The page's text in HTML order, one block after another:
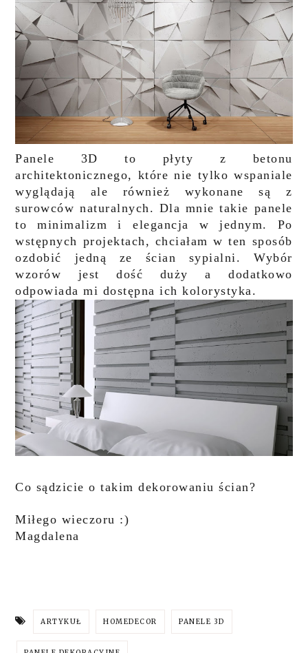
Panele 3D to płyty z betonu
architektonicznego, które nie tylko wspaniale
wyglądają ale również wykonane są z
surowców naturalnych. Dla mnie takie panele
to minimalizm i elegancja w jednym. Po
wstępnych projektach, chciałam w ten sposób
ozdobić jedną ze ścian sypialni. Wybór
wzorów jest dość duży a dodatkowo
odpowiada mi dostępna ich kolorystyka.
Co sądzicie o takim dekorowaniu ścian?
Miłego wieczoru :)
Magdalena
ARTYKUŁ HOMEDECOR PANELE 3D